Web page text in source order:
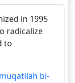
in 1995
radicalize
to
bi-